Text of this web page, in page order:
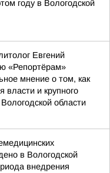
году в Вологодской
Евгений
«Репортёрам»
мнение о том, как
власти и крупного
области
в Вологодской
внедрения